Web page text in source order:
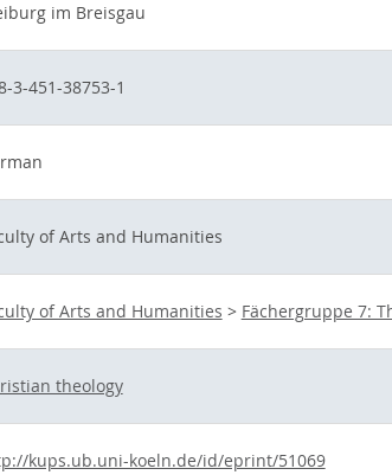
im Breisgau
3-451-38753-1
of Arts and Humanities
of Arts and Humanities > Fächergruppe 7:
theology
kups.ub.uni-koeln.de/id/eprint/51069